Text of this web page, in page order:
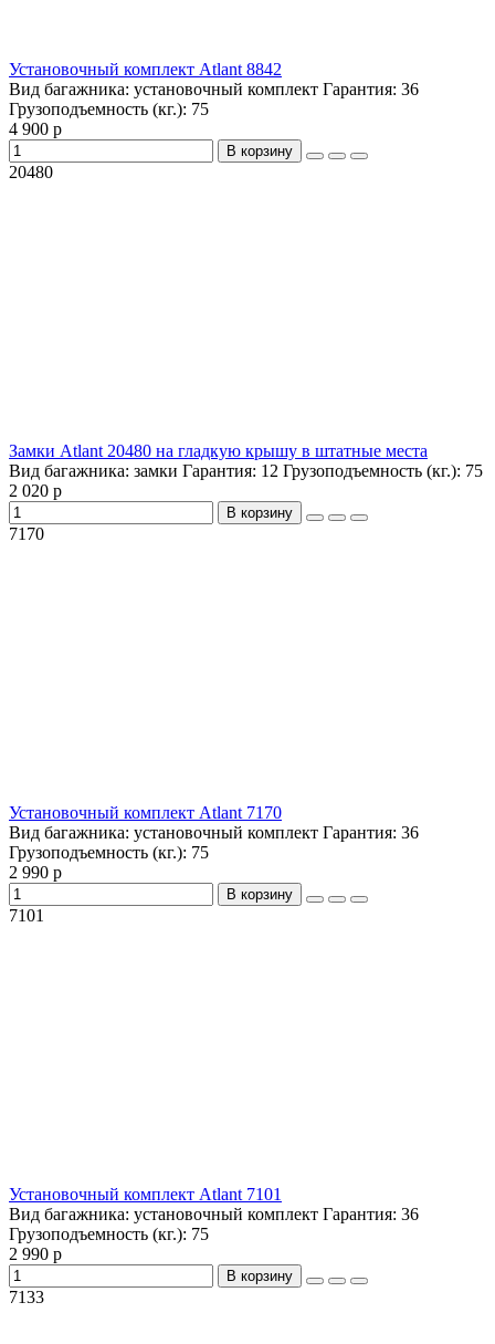
Установочный комплект Atlant 8842
Вид багажника: установочный комплект Гарантия: 36
Грузоподъемность (кг.): 75
4 900 р
В корзину
20480
Замки Atlant 20480 на гладкую крышу в штатные места
Вид багажника: замки Гарантия: 12 Грузоподъемность (кг.): 75
2 020 р
В корзину
7170
Установочный комплект Atlant 7170
Вид багажника: установочный комплект Гарантия: 36
Грузоподъемность (кг.): 75
2 990 р
В корзину
7101
Установочный комплект Atlant 7101
Вид багажника: установочный комплект Гарантия: 36
Грузоподъемность (кг.): 75
2 990 р
В корзину
7133